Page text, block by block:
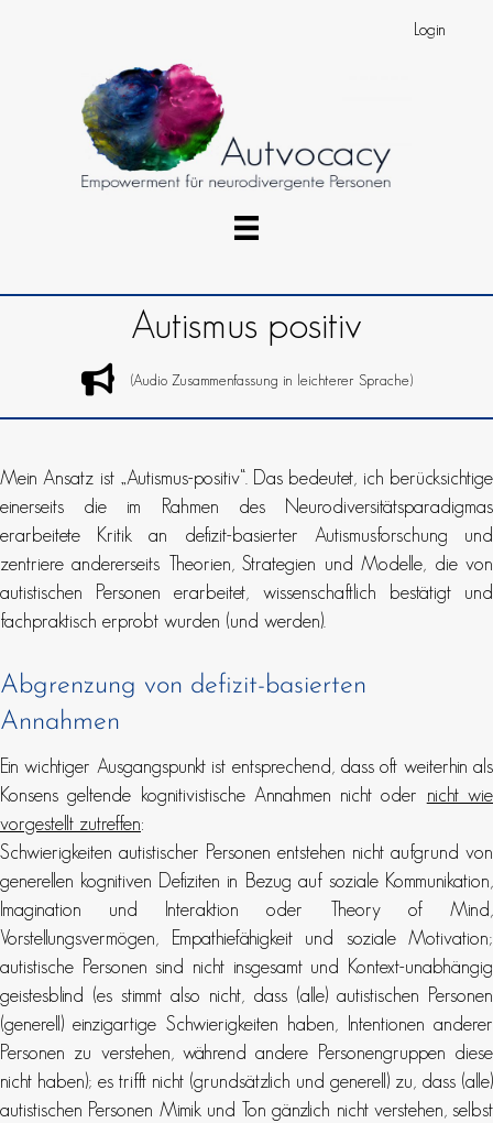
Login
Autismus positiv
(Audio Zusammenfassung in leichterer Sprache)
Mein Ansatz ist „Autismus-positiv“. Das bedeutet, ich berücksichtige
einerseits die im Rahmen des Neurodiversitätsparadigmas
erarbeitete Kritik an defizit-basierter Autismusforschung und
zentriere andererseits Theorien, Strategien und Modelle, die von
autistischen Personen erarbeitet, wissenschaftlich bestätigt und
fachpraktisch erprobt wurden (und werden).
Abgrenzung von defizit-basierten
Annahmen
Ein wichtiger Ausgangspunkt ist entsprechend, dass oft weiterhin als
Konsens geltende kognitivistische Annahmen nicht oder nicht wie
vorgestellt zutreffen:
Schwierigkeiten autistischer Personen entstehen nicht aufgrund von
generellen kognitiven Defiziten in Bezug auf soziale Kommunikation,
Imagination und Interaktion oder Theory of Mind,
Vorstellungsvermögen, Empathiefähigkeit und soziale Motivation;
autistische Personen sind nicht insgesamt und Kontext-unabhängig
geistesblind (es stimmt also nicht, dass (alle) autistischen Personen
(generell) einzigartige Schwierigkeiten haben, Intentionen anderer
Personen zu verstehen, während andere Personengruppen diese
nicht haben); es trifft nicht (grundsätzlich und generell) zu, dass (alle)
autistischen Personen Mimik und Ton gänzlich nicht verstehen, selbst